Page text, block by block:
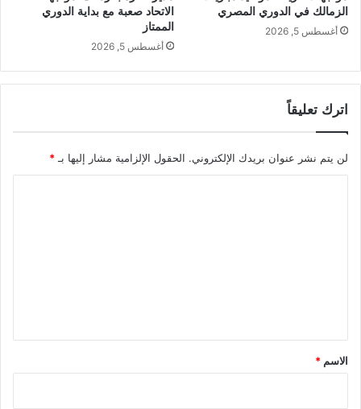
الزمالك في الدوري المصري
أغسطس 5, 2026
الاتحاد صعبة مع بداية الدوري
الممتاز
أغسطس 5, 2026
اترك تعليقاً
لن يتم نشر عنوان بريدك الإلكتروني. الحقول الإلزامية مشار إليها بـ *
*
الاسم *